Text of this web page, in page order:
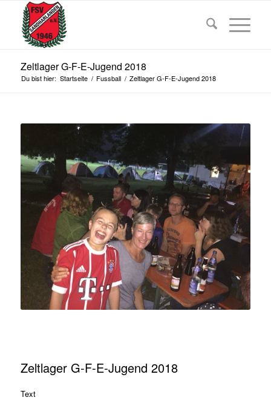
Zeltlager G-F-E-Jugend 2018
Du bist hier: Startseite / Fussball / Zeltlager G-F-E-Jugend 2018
Zeltlager G-F-E-Jugend 2018
Text